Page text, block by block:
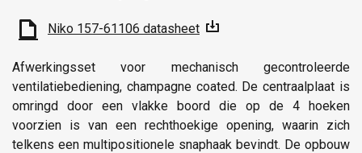
Niko 157-61106 datasheet
Afwerkingsset voor mechanisch gecontroleerde
ventilatiebediening, champagne coated. De centraalplaat is
omringd door een vlakke boord die op de 4 hoeken
voorzien is van een rechthoekige opening, waarin zich
telkens een multipositionele snaphaak bevindt. De opbouw